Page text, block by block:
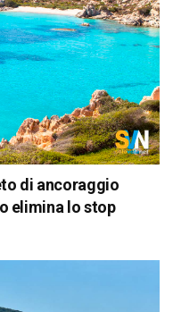
di ancoraggio
elimina lo stop